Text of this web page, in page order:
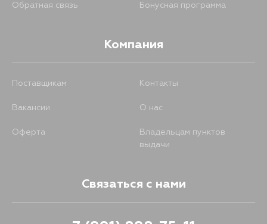
Обратная связь Бонусная программа
Компания
Поставщикам Контакты
Вакансии О нас
Оферта
Владельцам пунктов
выдачи
Связаться с нами